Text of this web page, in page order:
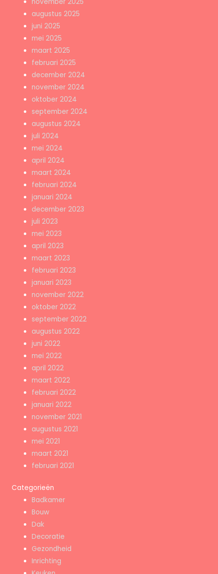
augustus 2025
juni 2025
mei 2025
maart 2025
februari 2025
december 2024
november 2024
oktober 2024
september 2024
augustus 2024
juli 2024
mei 2024
april 2024
maart 2024
februari 2024
januari 2024
december 2023
juli 2023
mei 2023
april 2023
maart 2023
februari 2023
januari 2023
november 2022
oktober 2022
september 2022
augustus 2022
juni 2022
mei 2022
april 2022
maart 2022
februari 2022
januari 2022
november 2021
augustus 2021
mei 2021
maart 2021
februari 2021
Categorieën
Badkamer
Bouw
Dak
Decoratie
Gezondheid
Inrichting